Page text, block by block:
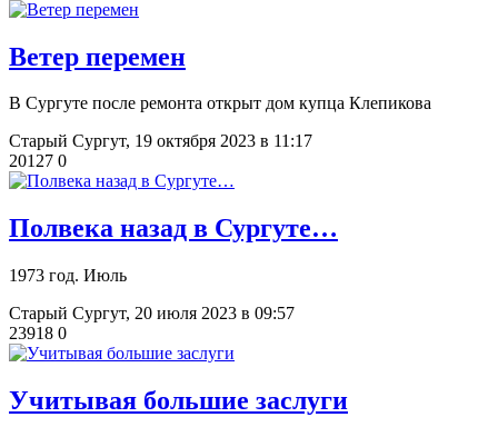
​Ветер перемен
В Сургуте после ремонта открыт дом купца Клепикова
Старый Сургут, 19 октября 2023 в 11:17
20127 0
Полвека назад в Сургуте…
1973 год. Июль
Старый Сургут, 20 июля 2023 в 09:57
23918 0
Учитывая большие заслуги